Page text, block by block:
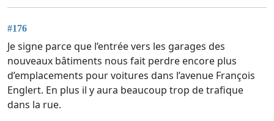
#176
Je signe parce que l’entrée vers les garages des
nouveaux bâtiments nous fait perdre encore plus
d’emplacements pour voitures dans l’avenue François
Englert. En plus il y aura beaucoup trop de trafique
dans la rue.